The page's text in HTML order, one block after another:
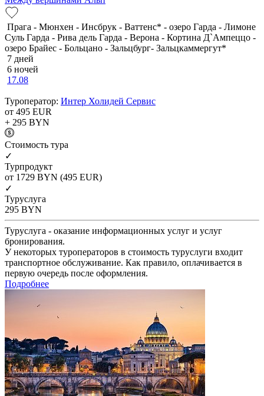
Прага - Мюнхен - Инсбрук - Ваттенс* - озеро Гарда - Лимоне
Суль Гарда - Рива дель Гарда - Верона - Кортина Д`Ампеццо -
озеро Брайес - Больцано - Зальцбург- Зальцкаммергут*
7 дней
6 ночей
17.08
Туроператор: Интер Холидей Сервис
от 495 EUR
+ 295 BYN
Cтоимость тура
✓
Турпродукт
от 1729 BYN (495 EUR)
✓
Туруслуга
295 BYN
Туруслуга - оказание информационных услуг и услуг
бронирования.
У некоторых туроператоров в стоимость туруслуги входит
транспортное обслуживание. Как правило, оплачивается в
первую очередь после оформления.
Подробнее